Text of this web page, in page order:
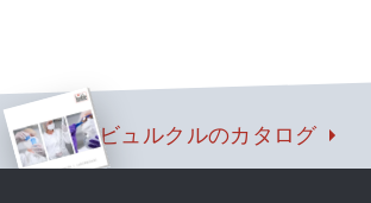
ビュルクルのカタログ